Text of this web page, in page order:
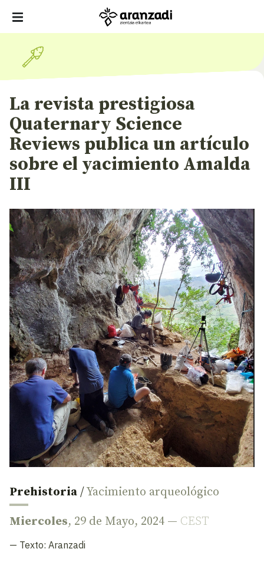
La revista prestigiosa
Quaternary Science
Reviews publica un artículo
sobre el yacimiento Amalda
III
Prehistoria /Yacimiento arqueológico
Miercoles, 29 de Mayo, 2024 — CEST
— Texto: Aranzadi